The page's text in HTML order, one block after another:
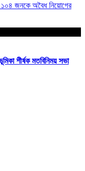
১০৪ জনকে অবৈধ নিয়োগের
শীর্ষক মতবিনিময় সভা